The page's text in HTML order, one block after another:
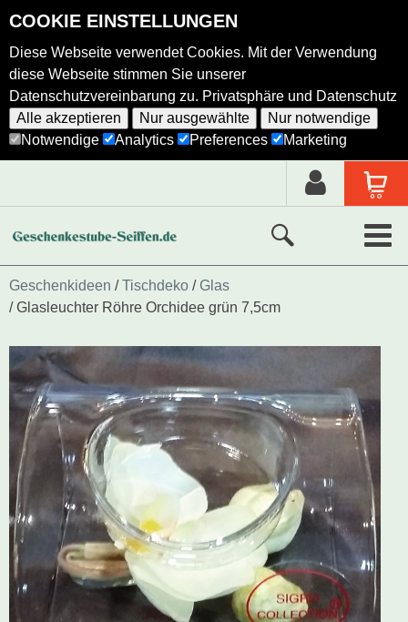
COOKIE EINSTELLUNGEN
Diese Webseite verwendet Cookies. Mit der Verwendung
diese Webseite stimmen Sie unserer
Datenschutzvereinbarung zu. Privatsphäre und Datenschutz
Alle akzeptieren
Nur ausgewählte
Nur notwendige
Notwendige
Analytics Preferences Marketing
Neue Produkte
Alle Produkte
Holzkunst nach Hersteller
Schwibbogen
Räucherfiguren
Pyramiden
Geschenkideen Tischdeko
Glas
Glasleuchter Röhre Orchidee grün 7,5cm